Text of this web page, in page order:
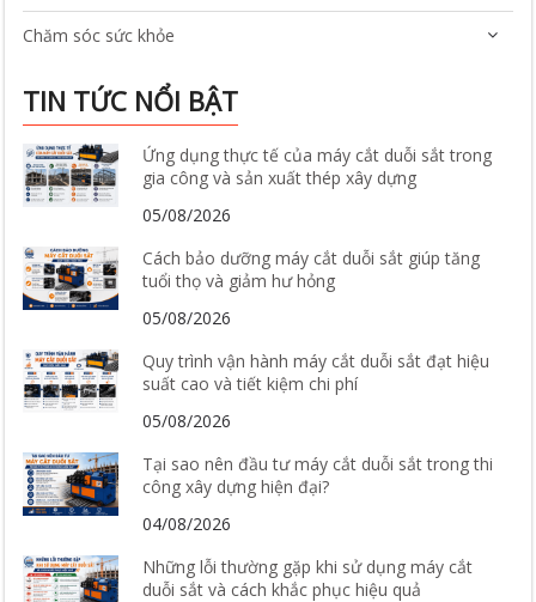
Chăm sóc sức khỏe
TIN TỨC NỔI BẬT
Ứng dụng thực tế của máy cắt duỗi sắt trong
gia công và sản xuất thép xây dựng
05/08/2026
Cách bảo dưỡng máy cắt duỗi sắt giúp tăng
tuổi thọ và giảm hư hỏng
05/08/2026
Quy trình vận hành máy cắt duỗi sắt đạt hiệu
suất cao và tiết kiệm chi phí
05/08/2026
Tại sao nên đầu tư máy cắt duỗi sắt trong thi
công xây dựng hiện đại?
04/08/2026
Những lỗi thường gặp khi sử dụng máy cắt
duỗi sắt và cách khắc phục hiệu quả